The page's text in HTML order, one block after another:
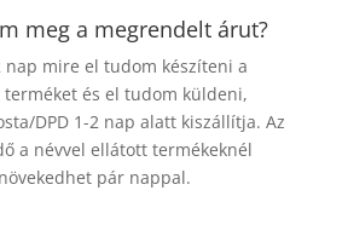
meg a megrendelt árut?
nap mire el tudom készíteni a
és el tudom küldeni,
DPD 1-2 nap alatt kiszállítja. Az
a névvel ellátott termékeknél
pár nappal.